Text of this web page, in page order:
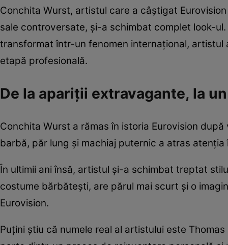
Conchita Wurst, artistul care a câștigat
sale controversate, și-a schimbat complet look-
transformat într-un fenomen internațional, artistul
etapă profesională.
De la apariții extravagante, la
Conchita Wurst a rămas în istoria Eurovision
barbă, păr lung și machiaj puternic a atras
În ultimii ani însă, artistul și-a schimbat treptat
costume bărbătești, are părul mai scurt și o
Eurovision.
Puțini știu că numele real al artistului este